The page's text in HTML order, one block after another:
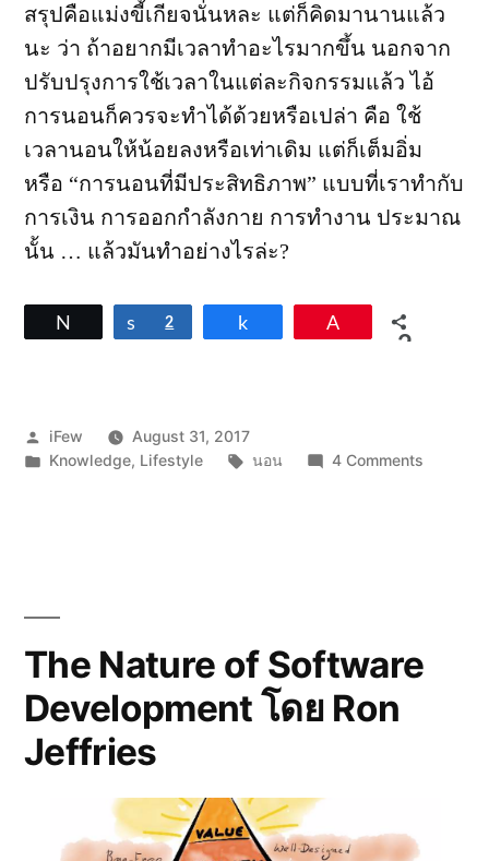
สรุปคือแม่งขี้เกียจนั่นหละ แต่ก็คิดมานานแล้ว
นะ ว่า ถ้าอยากมีเวลาทำอะไรมากขึ้น นอกจาก
ปรับปรุงการใช้เวลาในแต่ละกิจกรรมแล้ว ไอ้
การนอนก็ควรจะทำได้ด้วยหรือเปล่า คือ ใช้
เวลานอนให้น้อยลงหรือเท่าเดิม แต่ก็เต็มอิ่ม
หรือ “การนอนที่มีประสิทธิภาพ” แบบที่เราทำกับ
การเงิน การออกกำลังกาย การทำงาน ประมาณ
นั้น … แล้วมันทำอย่างไรล่ะ?
Share
2
2
Posted
by
iFew
August 31, 2017
Posted
Knowledge, Lifestyle Tags:
นอน 4 Comments
The Nature of Software
Development โดย Ron
Jeffries